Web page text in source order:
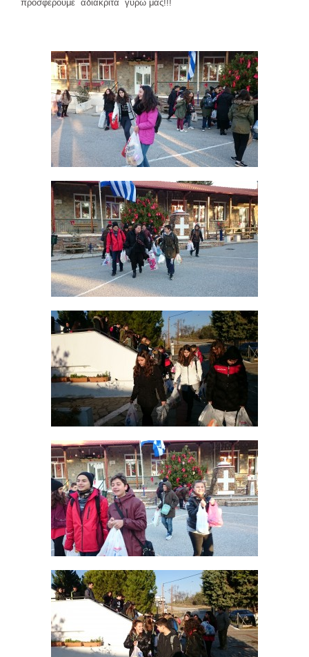
προσφέρουμε αδιάκριτα γύρω μας!!!